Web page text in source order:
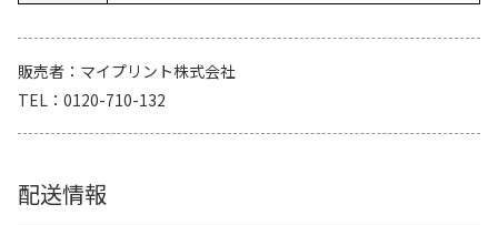
販売者
マイプリント株式会社
TEL
0120-710-132
配送情報